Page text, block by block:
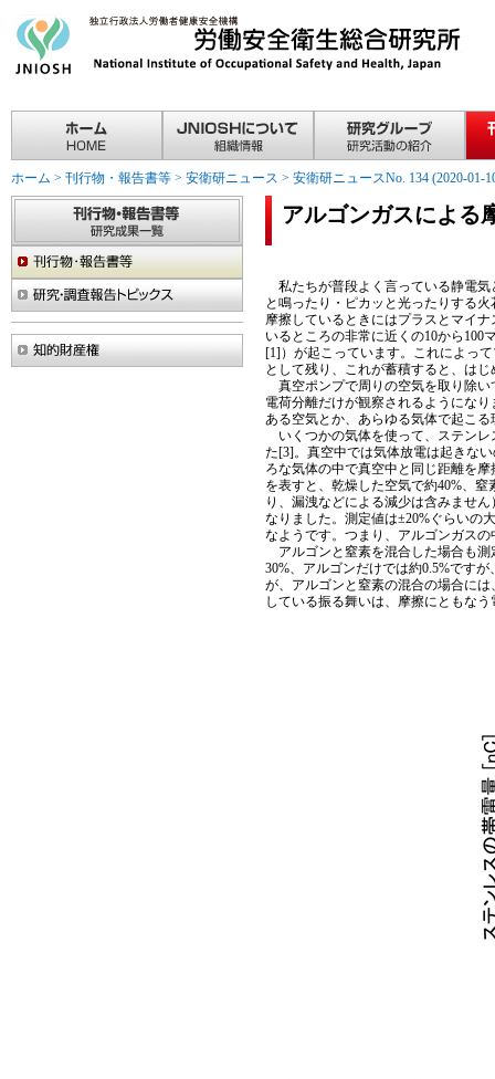
ホーム > 刊行物・報告書等 > 安衛研ニュース > 安衛研ニュースNo. 134 (2020-01-
アルゴンガスによる
私たちが普段よく言っている静電気
と鳴ったり・ピカッと光ったりする
摩擦しているときにはプラスとマイ
いるところの非常に近くの10から100
[1]）が起こっています。これによっ
として残り、これが蓄積すると、は
真空ポンプで周りの空気を取り除い
電荷分離だけが観察されるようにな
ある空気とか、あらゆる気体で起こ
いくつかの気体を使って、ステンレ
た[3]。真空中では気体放電は起きな
ろな気体の中で真空中と同じ距離を
を表すと、乾燥した空気で約40%、
り、漏洩などによる減少は含みませ
なりました。測定値は±20%ぐらいの
なようです。つまり、アルゴンガス
アルゴンと窒素を混合した場合も測
30%、アルゴンだけでは約0.5%です
が、アルゴンと窒素の混合の場合に
している振る舞いは、摩擦にともな